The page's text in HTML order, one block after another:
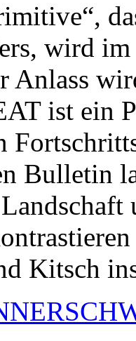
wird
Anlass
ist ein
Bulletin
Kitsch